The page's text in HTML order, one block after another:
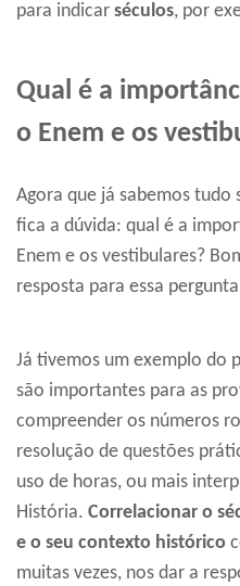
para indicar séculos, por
Qual é a
o Enem e os
Agora que já sabemos
fica a dúvida: qual é a
Enem e os vestibulares?
resposta para essa
Já tivemos um exemplo do
são importantes para as
compreender os números
resolução de questões
uso de horas, ou mais
História. Correlacionar o
e o seu contexto histórico
muitas vezes, nos dar a